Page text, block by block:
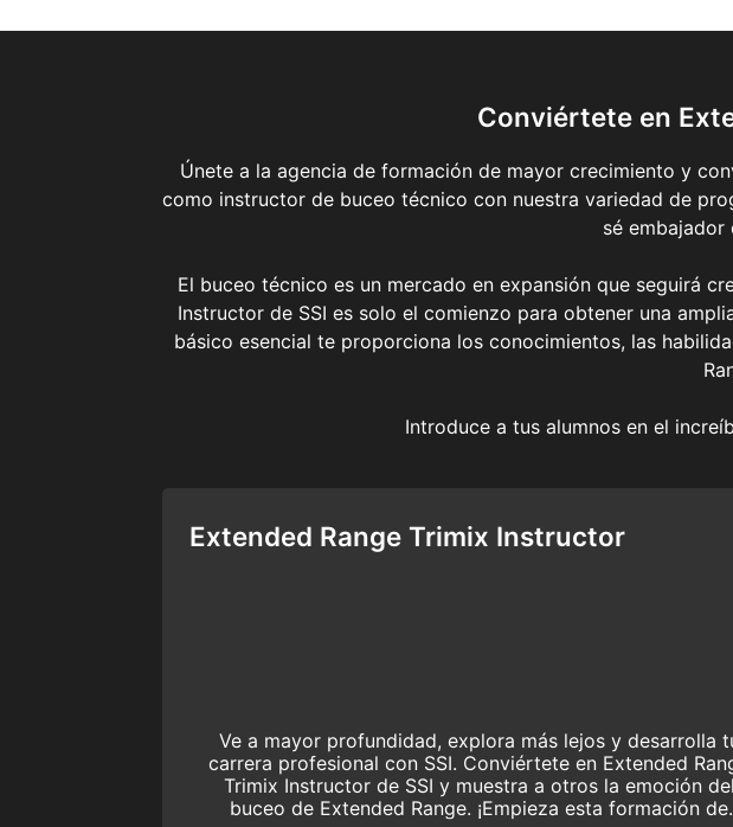
Conviértete en
Únete a la agencia de formación de mayor crecimiento y
como instructor de buceo técnico con nuestra variedad de
sé
El buceo técnico es un mercado en expansión que seguirá
Instructor de SSI es solo el comienzo para obtener una
básico esencial te proporciona los conocimientos, las
Introduce a tus alumnos en el
Extended Range Trimix Instructor
Ve a mayor profundidad, explora más lejos y desarrolla
carrera profesional con SSI. Conviértete en Extended
Trimix Instructor de SSI y muestra a otros la emoción del
buceo de Extended Range. ¡Empieza esta formación de